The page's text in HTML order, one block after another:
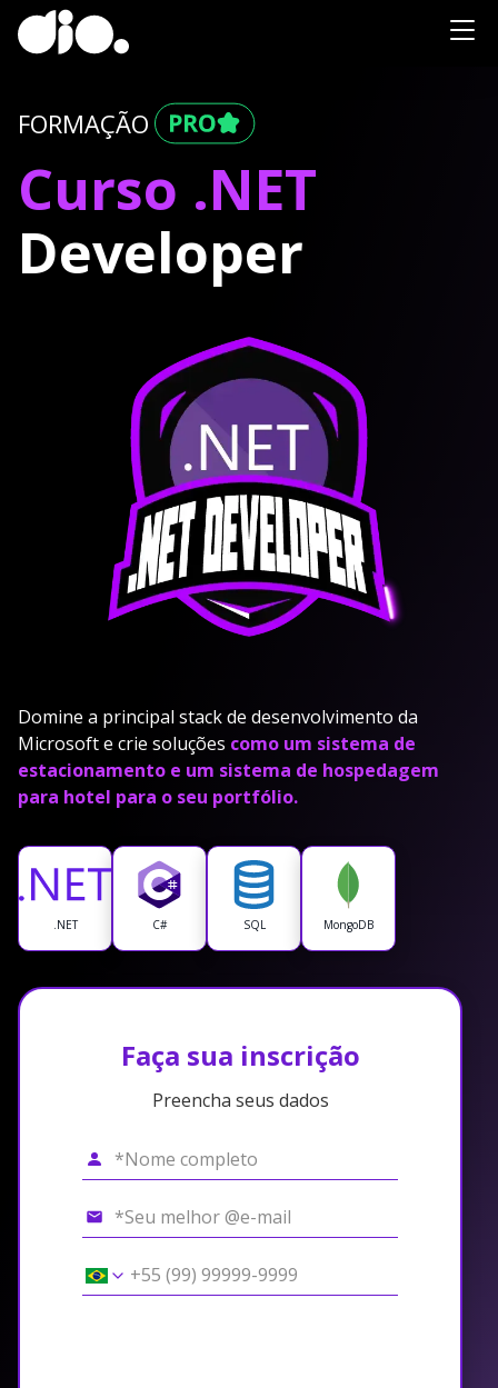
FORMAÇÃO
Curso .NET
Developer
Domine a principal stack de desenvolvimento da
Microsoft e crie soluções como um sistema de
estacionamento e um sistema de hospedagem
para hotel para o seu portfólio.
.NET C# SQL MongoDB
Faça sua inscrição
Preencha seus dados